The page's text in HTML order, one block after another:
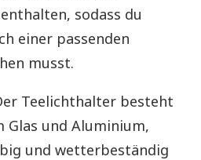
sodass du
einer passenden
musst.
Teelichthalter besteht
Glas und Aluminium,
und wetterbeständig